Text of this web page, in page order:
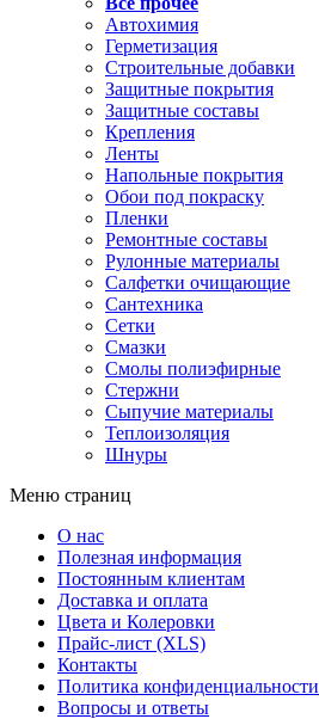
Автохимия
Герметизация
Строительные добавки
Защитные покрытия
Защитные составы
Крепления
Ленты
Напольные покрытия
Обои под покраску
Пленки
Ремонтные составы
Рулонные материалы
Салфетки очищающие
Сантехника
Сетки
Смазки
Смолы полиэфирные
Стержни
Сыпучие материалы
Теплоизоляция
Шнуры
Меню страниц
О нас
Полезная информация
Постоянным клиентам
Доставка и оплата
Цвета и Колеровки
Прайс-лист (XLS)
Контакты
Политика конфиденциальности
Вопросы и ответы